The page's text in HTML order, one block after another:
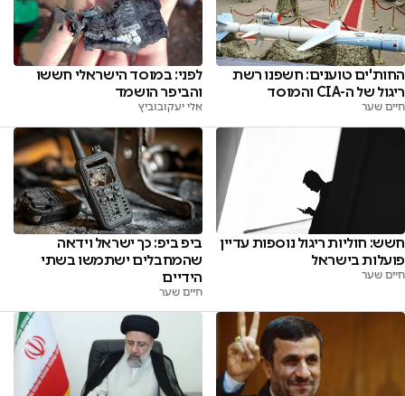
החות'ים טוענים: חשפנו רשת
ריגול של ה-CIA והמוסד
חיים שער
לפני: במוסד הישראלי חששו
והביפר הושמד
אלי יעקובוביץ
חשש: חוליות ריגול נוספות עדיין
פועלות בישראל
חיים שער
ביפ ביפ: כך ישראל וידאה
שהמחבלים ישתמשו בשתי
הידיים
חיים שער